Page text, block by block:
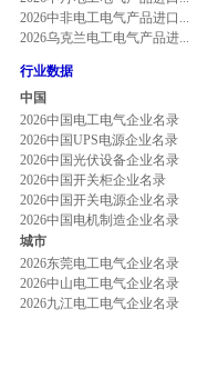
2026中非电工电气产品进口...
2026乌克兰电工电气产品进...
行业数据
中国
2026中国电工电气企业名录
2026中国UPS电源企业名录
2026中国光伏设备企业名录
2026中国开关柜企业名录
2026中国开关电源企业名录
2026中国电机制造企业名录
城市
2026东莞电工电气企业名录
2026中山电工电气企业名录
2026九江电工电气企业名录